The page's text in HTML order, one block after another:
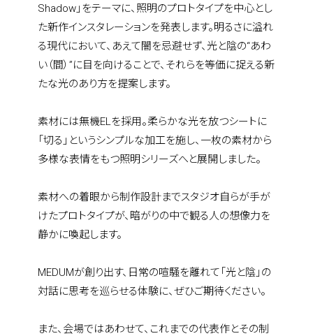
home
Shadow」をテーマに、照明のプロトタイプを中心とし
た新作インスタレーションを発表します。明るさに溢れ
る現代において、あえて闇を忌避せず、光と陰の“あわ
い（間）”に目を向けることで、それらを等価に捉える新
たな光のあり方を提案します。
素材には無機ELを採用。柔らかな光を放つシートに
「切る」というシンプルな加工を施し、一枚の素材から
多様な表情をもつ照明シリーズへと展開しました。
素材への着眼から制作設計までスタジオ自らが手が
けたプロトタイプが、暗がりの中で観る人の想像力を
静かに喚起します。
MEDUMが創り出す、日常の喧騒を離れて「光と陰」の
対話に思考を巡らせる体験に、ぜひご期待ください。
また、会場ではあわせて、これまでの代表作とその制